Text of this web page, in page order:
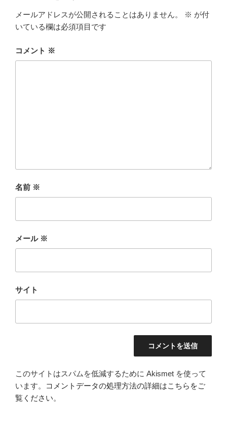
メールアドレスが公開されることはありません。 ※ が付
いている欄は必須項目です
コメント ※
名前 ※
メール ※
サイト
このサイトはスパムを低減するために Akismet を使って
います。
コメントデータの処理方法の詳細はこちらをご
覧ください。